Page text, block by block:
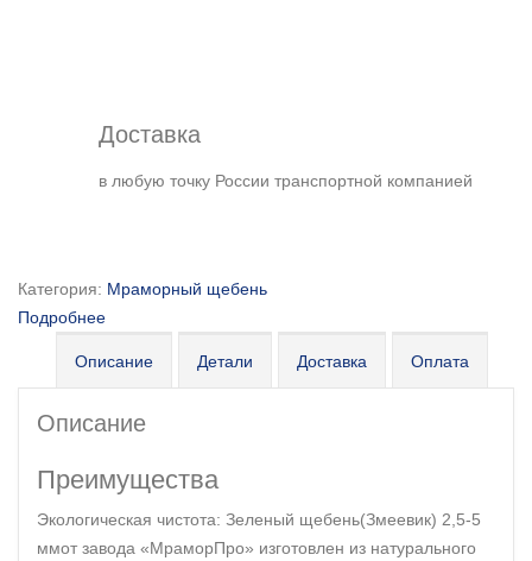
Доставка
в любую точку России транспортной компанией
Категория: Мраморный щебень
Подробнее
Описание Детали Доставка Оплата
Описание
Преимущества
Экологическая чистота: Зеленый щебень(Змеевик) 2,5-5
ммот завода «МраморПро» изготовлен из натурального